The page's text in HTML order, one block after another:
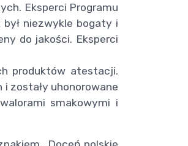
Eksperci Programu
niezwykle bogaty i
do jakości. Eksperci
produktów atestacji.
zostały uhonorowane
smakowymi i